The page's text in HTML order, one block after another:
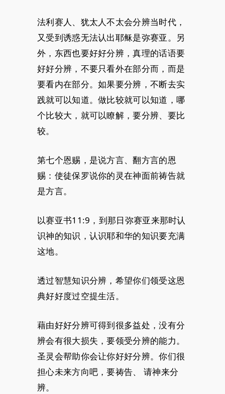
法利赛人、犹太人不太会分辨当时代，
又受到诱惑无法认出耶稣是弥赛亚。另
外，东西也要好好分辨，真理的话语要
好好分辨，不要只看外在部分而，而是
要看内在部分。如果要分辨，不断去实
践就可以知道。做比较就可以知道，哪
个比较大，就可以瞭解，要分辨、要比
较。
第七个恩赐，是说方言、翻方言的恩
赐：使徒保罗说你的灵在神面前祷告就
是方言。
以赛亚书11:9，到那日弥赛亚来那时认
识神的知识，认识耶和华的知识要充满
这地。
透过智慧知识分辨，希望你们领受这恩
典好好度过空提生活。
藉由好好分辨可得到很多益处，没有分
辨会有很大损失，要领受分辨的能力。
圣灵会帮助你会让你好好分辨。你们很
担心未来方向吧，要祷告、 请神来分
辨。